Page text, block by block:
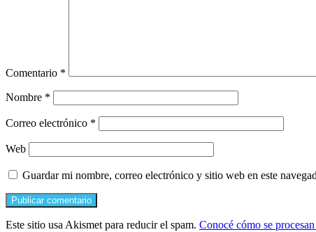
Comentario *
Nombre *
Correo electrónico *
Web
Guardar mi nombre, correo electrónico y sitio web en este
Este sitio usa Akismet para reducir el spam. Conocé cómo se